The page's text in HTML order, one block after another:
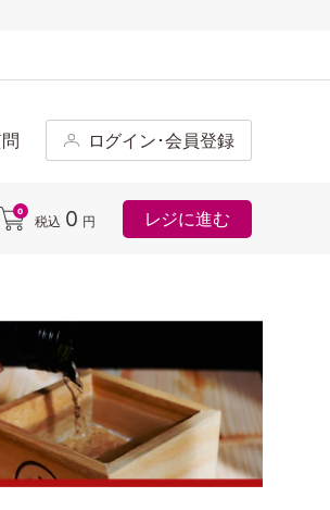
ログイン･会員登録
0
税込 0 円 レジに進む